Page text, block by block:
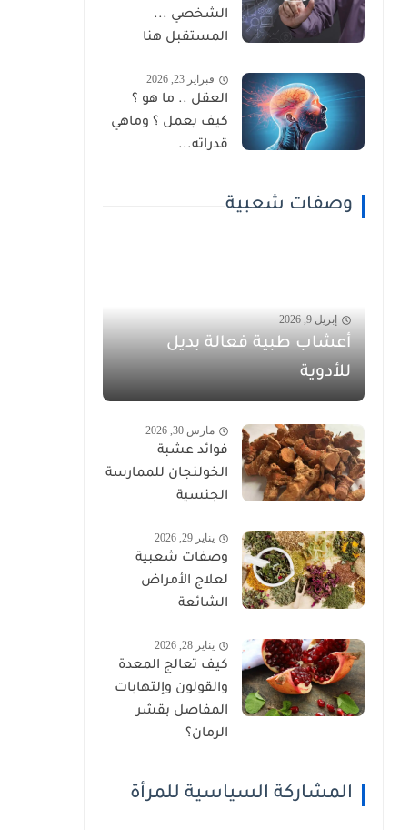
الشخصي ...
المستقبل هنا
فبراير 23, 2026
العقل .. ما هو ؟
كيف يعمل ؟ وماهي
قدراته...
وصفات شعبية
إبريل 9, 2026
أعشاب طبية فعالة بديل
للأدوية
مارس 30, 2026
فوائد عشبة
الخولنجان للممارسة
الجنسية
يناير 29, 2026
وصفات شعبية
لعلاج الأمراض
الشائعة
يناير 28, 2026
كيف تعالج المعدة
والقولون وإلتهابات
المفاصل بقشر
الرمان؟
المشاركة السياسية للمرأة